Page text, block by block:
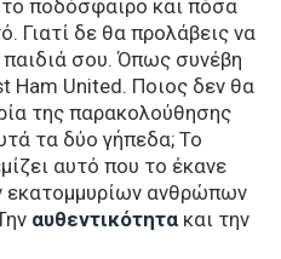
ποδόσφαιρο και πόσα
Γιατί δε θα προλάβεις να
παιδιά σου. Όπως συνέβη
Ham United. Ποιος δεν θα
της παρακολούθησης
τα δύο γήπεδα; Το
αυτό που το έκανε
ανθρώπων
αυθεντικότητα και την